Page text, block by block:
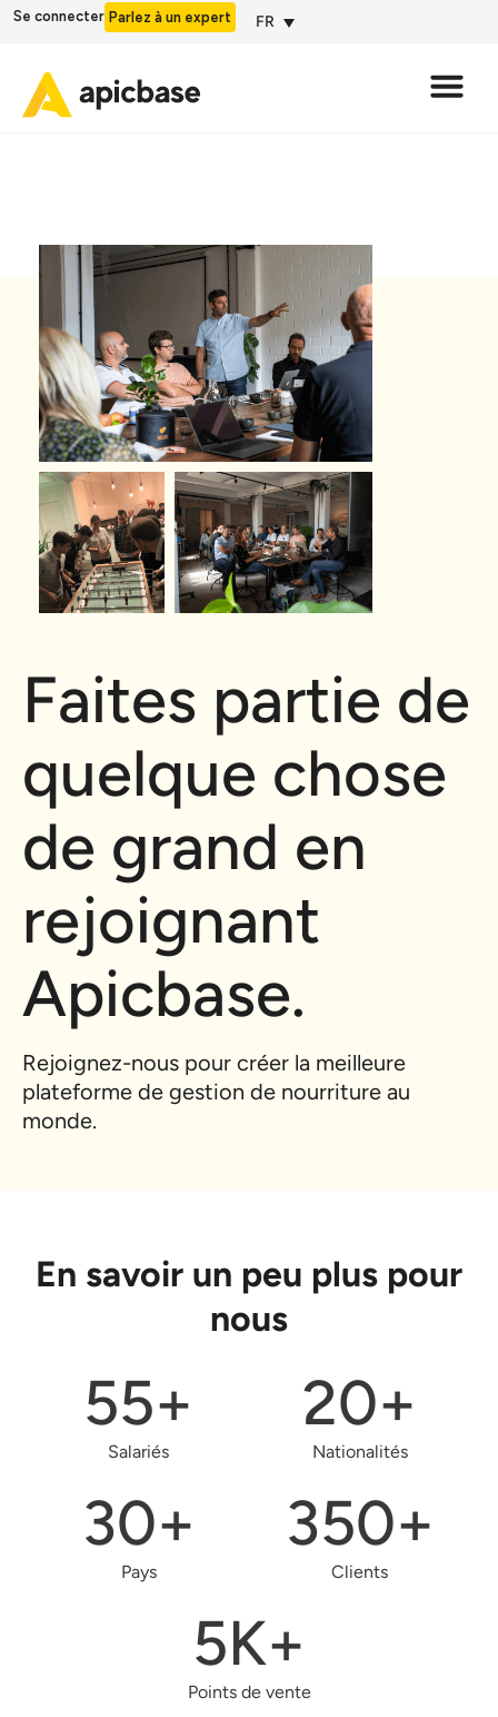
Se connecter Parlez à un expert FR
Faites partie de
quelque chose
de grand en
rejoignant
Apicbase.
Rejoignez-nous pour créer la meilleure
plateforme de gestion de nourriture au
monde.
En savoir un peu plus pour
nous
Salariés
55+
Nationalités
20+
Pays
30+
Clients
350+
Points de vente
5K+